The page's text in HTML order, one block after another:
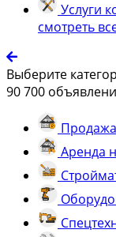
Услуги
смотреть
Выберите
90 700
Аренда